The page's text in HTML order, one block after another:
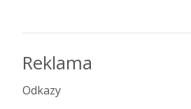
Reklama
Odkazy